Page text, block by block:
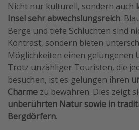
Nicht nur kulturell, sondern auch
Insel sehr abwechslungsreich.
Berge und tiefe Schluchten sind
Kontrast, sondern bieten
Möglichkeiten einen gelungenen
Trotz unzähliger Touristen, die
besuchen, ist es gelungen ihren
Charme zu bewahren. Dies zeigt
unberührten Natur sowie in
Bergdörfern.